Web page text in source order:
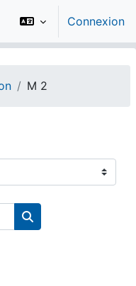
Connexion
M 2
Rechercher des